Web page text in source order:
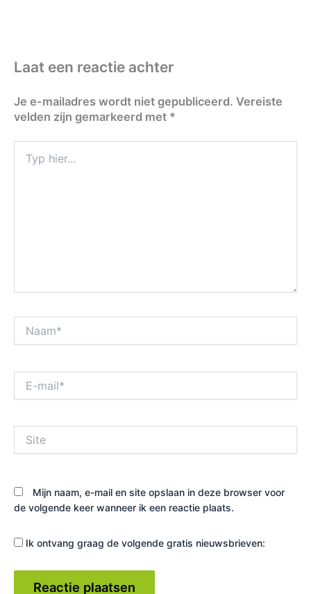
Laat een reactie achter
Je e-mailadres wordt niet gepubliceerd. Vereiste
velden zijn gemarkeerd met *
hier...
mail*
Mijn naam, e-mail en site opslaan in deze browser voor
de volgende keer wanneer ik een reactie plaats.
Ik ontvang graag de volgende gratis nieuwsbrieven: